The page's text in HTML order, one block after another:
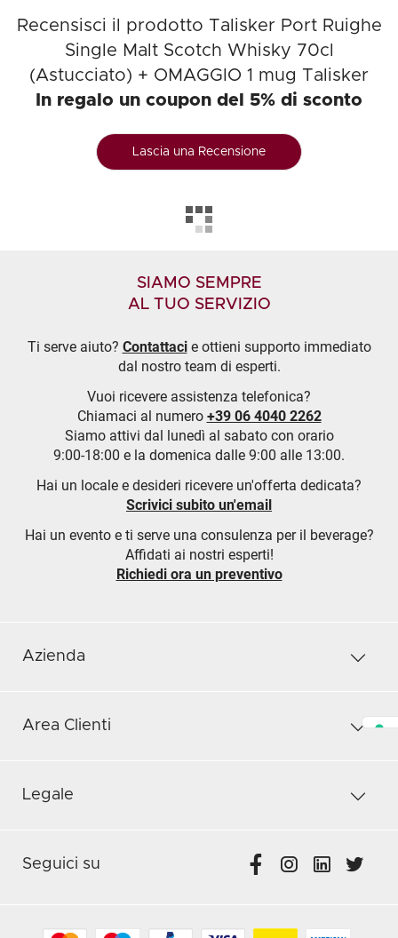
Recensisci il prodotto Talisker Port Ruighe
Single Malt Scotch Whisky 70cl
(Astucciato) + OMAGGIO 1 mug Talisker
In regalo un coupon del 5% di sconto
Lascia una Recensione
SIAMO SEMPRE
AL TUO SERVIZIO
Ti serve aiuto? Contattacie ottieni supporto immediato
dal nostro team di esperti.
Vuoi ricevere assistenza telefonica?
Chiamaci al numero +39 06 4040 2262
Siamo attivi dal lunedì al sabato con orario
9:00-18:00 e la domenica dalle 9:00 alle 13:00.
Hai un locale e desideri ricevere un'offerta dedicata?
Scrivici subito un'email
Hai un evento e ti serve una consulenza per il beverage?
Affidati ai nostri esperti!
Richiedi ora un preventivo
Azienda
Area Clienti
Legale
Seguici su